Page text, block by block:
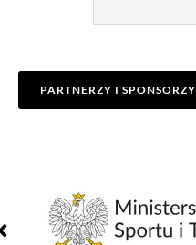
PARTNERZY I SPONSORZY